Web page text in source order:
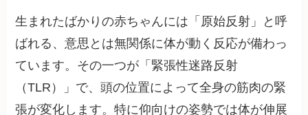
生まれたばかりの赤ちゃんには「原始反射」と呼
ばれる、意思とは無関係に体が動く反応が備わっ
ています。その一つが「緊張性迷路反射
（TLR）」で、頭の位置によって全身の筋肉の緊
張が変化します。特に仰向けの姿勢では体が伸展